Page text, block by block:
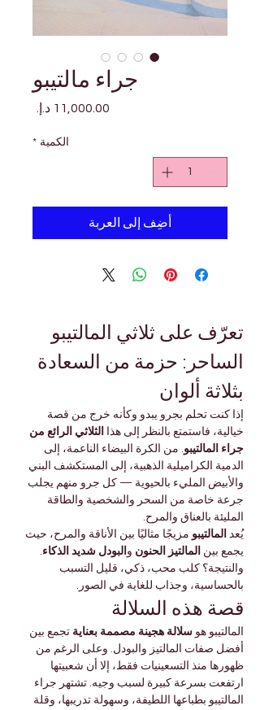
جراء مالتيبو
الكمية *
أضِف إلى العربة
تعرّف على ثلاثي المالتيبو
الساحر: حزمة من السعادة
بثلاثة ألوان
إذا كنت تحلم بجرو يبدو وكأنه خرج من قصة
خيالية، فاستمتع بالنظر إلى هذا
الثلاثي الرائع من
جراء المالتيبو. من الكرة البيضاء الناعمة، إلى
الدمية الكراميلية الذهبية، إلى المستكشف البني
والأبيض المليء بالحيوية — كل جرو منهم يجلب
جرعة خاصة من السحر والشخصية والطاقة
المليئة بالعناق والمرح.
يُعد المالتيبو مزيجًا مثاليًا بين الأناقة والمرح، حيث
يجمع بين المالتيز الحنون و البودل شديد الذكاء.
والنتيجة؟ كلب محب، ذكي، قليل التسبب
بالحساسية، وجذاب للغاية في الصور.
قصة هذه السلالة
المالتيبو هو سلالة هجينة مصممة بعناية تجمع بين
أفضل صفات المالتيز والبودل. وعلى الرغم من
ظهورها منذ التسعينيات فقط، إلا أن شعبيتها
ارتفعت بسرعة كبيرة لسبب وجيه. تشتهر جراء
المالتيبو بطباعها اللطيفة، وسهولة تدريبها، وقلة